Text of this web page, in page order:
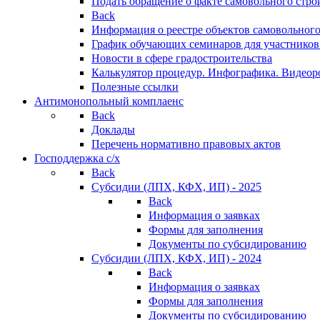
Back
Информация о реестре объектов
График обучающих семинаров для участников
Новости в сфере градостроительства
Калькулятор процедур. Инфографика.
Полезные ссылки
Антимонопольный комплаенс
Back
Доклады
Перечень нормативно правовых актов
Господдержка с/х
Back
Субсидии (ЛПХ, КФХ, ИП) - 2025
Back
Информация о заявках
Формы для заполнения
Документы по субсидированию
Субсидии (ЛПХ, КФХ, ИП) - 2024
Back
Информация о заявках
Формы для заполнения
Документы по субсидированию